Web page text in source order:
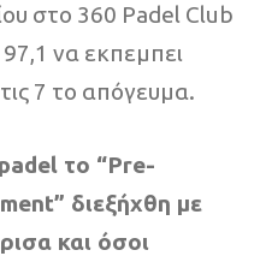
στο 360 Padel Club
να εκπεμπει
7 το απόγευμα.
το “Pre-
διεξήχθη με
και όσοι